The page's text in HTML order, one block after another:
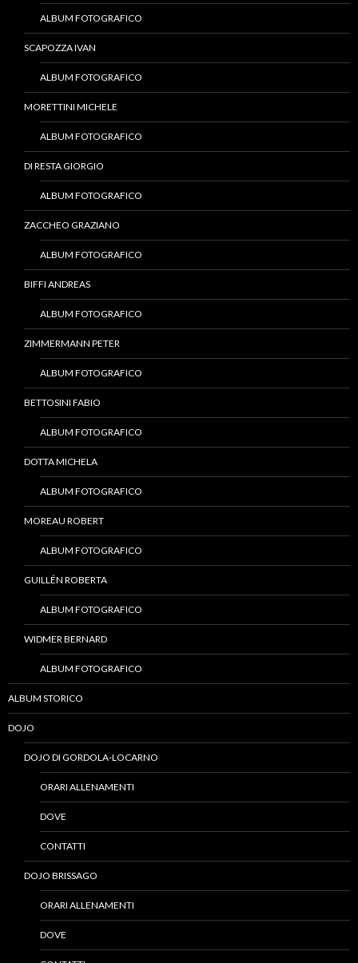
ALBUM FOTOGRAFICO
SCAPOZZA IVAN
ALBUM FOTOGRAFICO
MORETTINI MICHELE
ALBUM FOTOGRAFICO
DI RESTA GIORGIO
ALBUM FOTOGRAFICO
ZACCHEO GRAZIANO
ALBUM FOTOGRAFICO
BIFFI ANDREAS
ALBUM FOTOGRAFICO
ZIMMERMANN PETER
ALBUM FOTOGRAFICO
BETTOSINI FABIO
ALBUM FOTOGRAFICO
DOTTA MICHELA
ALBUM FOTOGRAFICO
MOREAU ROBERT
ALBUM FOTOGRAFICO
GUILLÉN ROBERTA
ALBUM FOTOGRAFICO
WIDMER BERNARD
ALBUM FOTOGRAFICO
ALBUM STORICO
DOJO
DOJO DI GORDOLA-LOCARNO
ORARI ALLENAMENTI
DOVE
CONTATTI
DOJO BRISSAGO
ORARI ALLENAMENTI
DOVE